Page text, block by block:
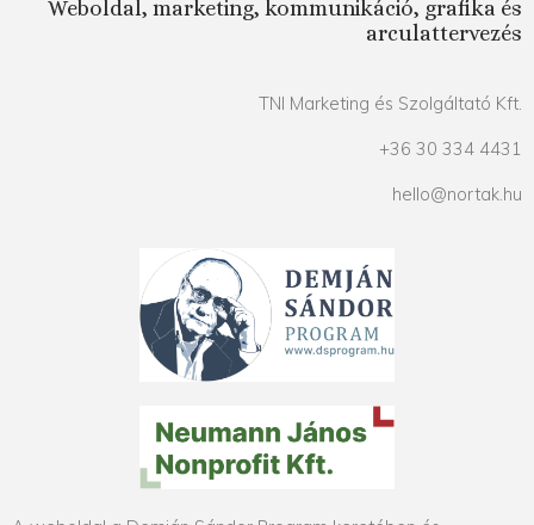
Weboldal, marketing, kommunikáció, grafika és
arculattervezés
TNI Marketing és Szolgáltató Kft.
+36 30 334 4431
hello@nortak.hu